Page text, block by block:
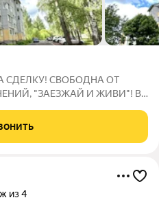
СДЕЛКУ! СВОБОДНА ОТ
"ЗАЕЗЖАЙ И ЖИВИ"! В
ремонтном, мебелью и
Квартира
из 4